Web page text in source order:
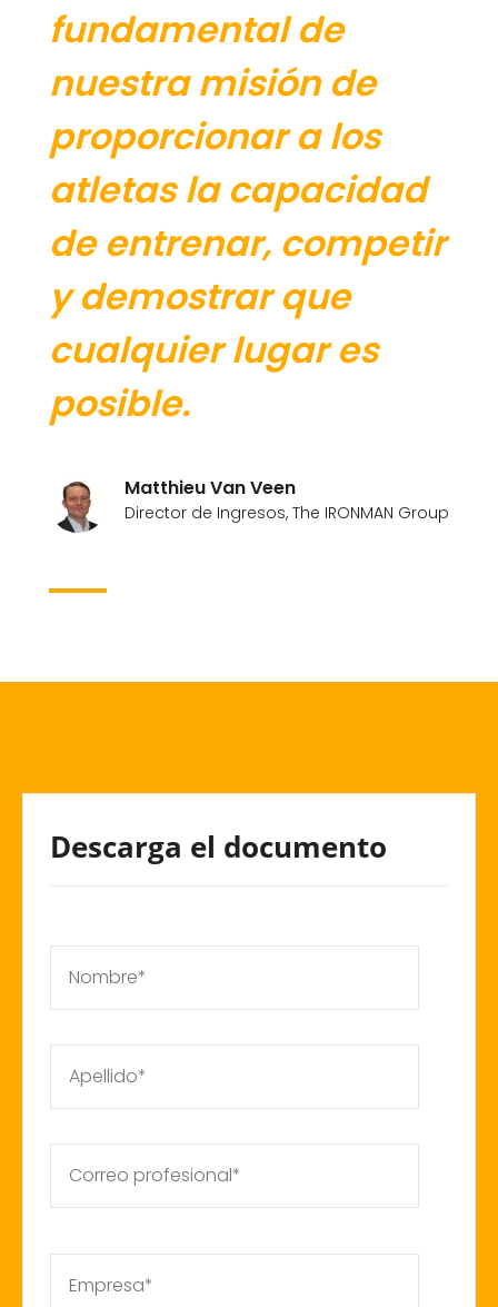
fundamental de
nuestra misión de
proporcionar a los
atletas la capacidad
de entrenar, competir
y demostrar que
cualquier lugar es
posible.
Matthieu Van Veen
Director de Ingresos, The IRONMAN Group
Descarga el documento